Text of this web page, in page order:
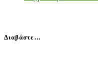
Διαβάστε…